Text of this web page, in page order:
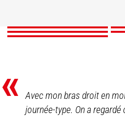
DÉCOUVRIR
DÉCOUVRIR
«
Avec mon bras droit en
journée-type. On a